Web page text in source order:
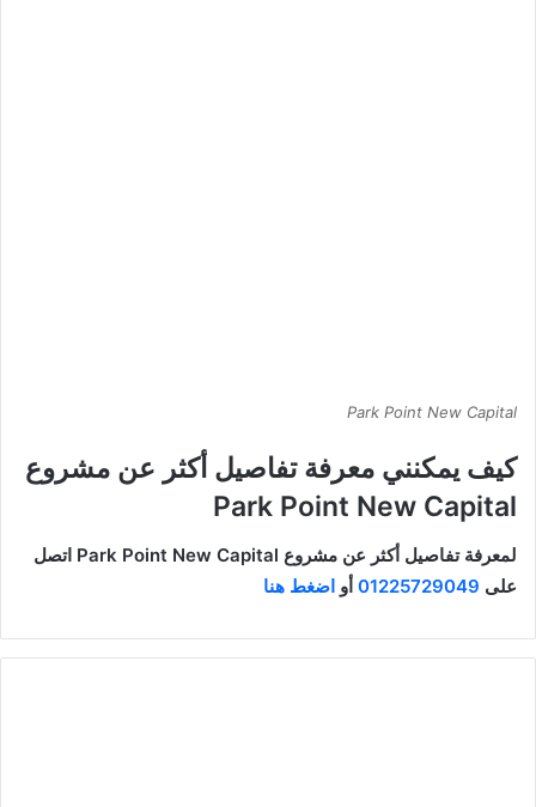
Park Point New Capital
كيف يمكنني معرفة تفاصيل أكثر عن مشروع
Park Point New Capital
لمعرفة تفاصيل أكثر عن مشروع Park Point New Capital اتصل
على 01225729049 أو اضغط هنا